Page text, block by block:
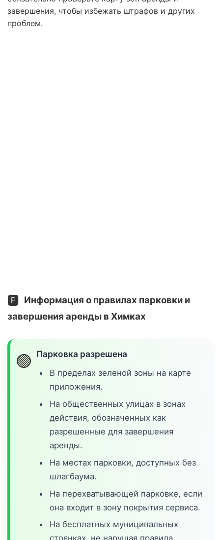
завершения, чтобы избежать штрафов и других
проблем.
🅿️ Информация о правилах парковки и
завершения аренды в Химках
🟢 Парковка разрешена
В пределах зеленой зоны на карте
приложения.
На общественных улицах в зонах
действия, обозначенных как
разрешенные для завершения
аренды.
На местах парковки, доступных без
шлагбаума.
На перехватывающей парковке, если
она входит в зону покрытия сервиса.
На бесплатных муниципальных